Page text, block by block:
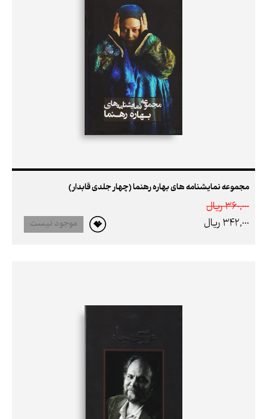
مجموعه نمایشنامه های بهاره رهنما (چهار جلدی قابدار)
360,000 ريال
342,000 ريال
موجود نیست